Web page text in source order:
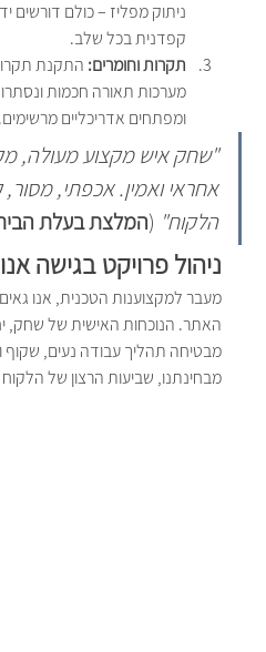
ניתוק מפליז – כולם דורשים
קפדנית בכל שלב.
תקרות וחומרים: התקנת
מערכות תאורה חכמות
ומפתחים אדריכליים מרשימים.
"שחק איש מקצוע מעולה,
אחראי ואמין. אכפתי,
הלקוח" (המלצת בעלת
ניהול פרויקט בגישה
מעבר למקצוענות הטכנית, אנו
האתר. הנוכחות האישית של שחק,
מבטיחה תהליך עבודה נעים, שקוף
מבחינתנו, שביעות הרצון של